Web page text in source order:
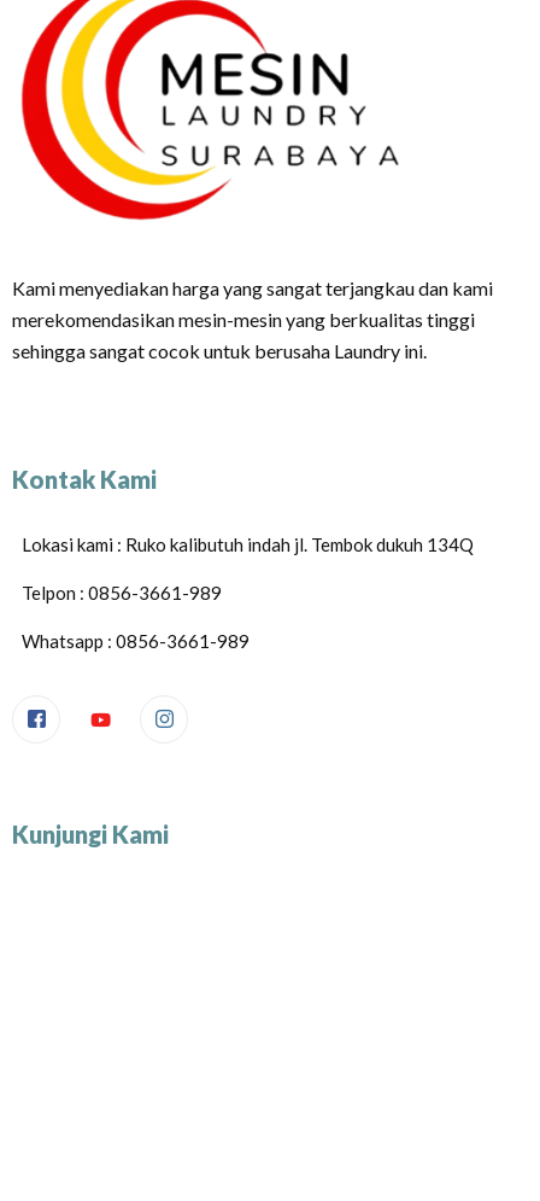
Kami menyediakan harga yang sangat terjangkau dan kami
merekomendasikan mesin-mesin yang berkualitas tinggi
sehingga sangat cocok untuk berusaha Laundry ini.
Kontak Kami
Lokasi kami : Ruko kalibutuh indah jl. Tembok dukuh 134Q
Telpon : 0856-3661-989
Whatsapp : 0856-3661-989
Kunjungi Kami